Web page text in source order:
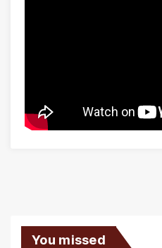
You missed